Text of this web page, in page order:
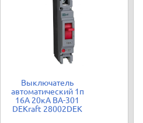
Выключатель
автоматический 1п
16А 20кА ВА-301
DEKraft 28002DEK